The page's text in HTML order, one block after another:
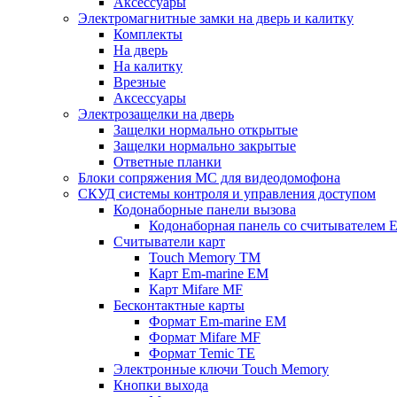
Электромагнитные замки на дверь и калитку
Комплекты
На дверь
На калитку
Врезные
Аксессуары
Электрозащелки на дверь
Защелки нормально открытые
Защелки нормально закрытые
Ответные планки
Блоки сопряжения МС для видеодомофона
СКУД системы контроля и управления доступом
Кодонаборные панели вызова
Кодонаборная панель со считывателем
Считыватели карт
Touch Memory TM
Карт Em-marine EM
Карт Mifare MF
Бесконтактные карты
Формат Em-marine EM
Формат Mifare MF
Формат Temic TE
Электронные ключи Touch Memory
Кнопки выхода